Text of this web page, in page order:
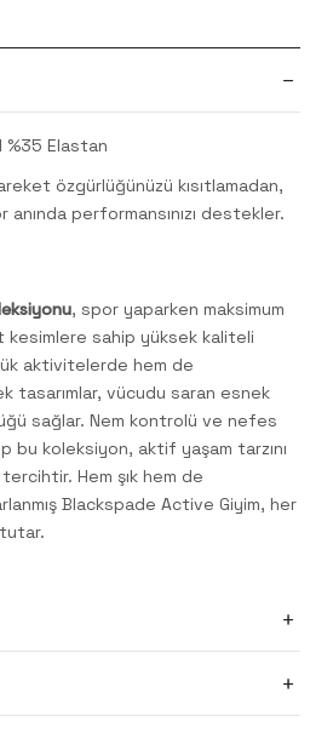
%35 Elastan
özgürlüğünüzü kısıtlamadan,
anında performansınızı destekler.
, spor yaparken maksimum
kesimlere sahip yüksek kaliteli
aktivitelerde hem de
tasarımlar, vücudu saran esnek
sağlar. Nem kontrolü ve nefes
bu koleksiyon, aktif yaşam tarzını
Hem şık hem de
Blackspade Active Giyim, her